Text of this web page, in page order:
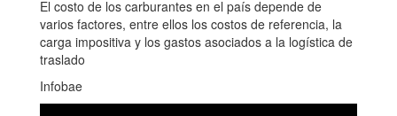
El costo de los carburantes en el país depende de
varios factores, entre ellos los costos de referencia, la
carga impositiva y los gastos asociados a la logística de
traslado
Infobae